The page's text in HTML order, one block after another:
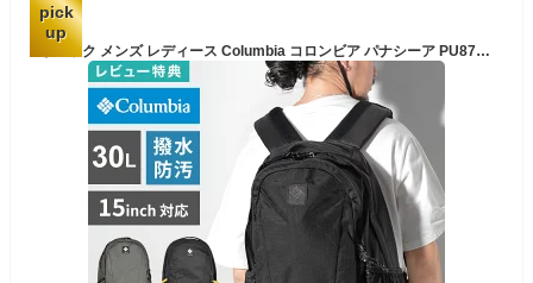
pick
up
リュック メンズ レディース Columbia コロンビア パナシーア PU8709 バックパック 30L リュックサック アウトドア ブランド 通学 通勤 高校生 中学生 A4 PC パソコン 入る 15 14 インチ 撥水 大容量 軽量 丈夫 登山 ハイキング ビジネス 黒 ブラック グレー バッグ おしゃれ